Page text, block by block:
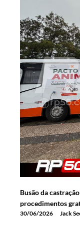
Busão da
procedimentos
30/06/2026 Jack